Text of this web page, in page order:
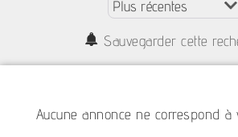
Sauvegarder cette
Aucune annonce ne correspond à